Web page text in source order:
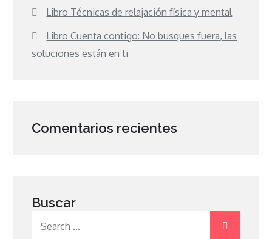
Libro Técnicas de relajación física y mental
Libro Cuenta contigo: No busques fuera, las
soluciones están en ti
Comentarios recientes
Buscar